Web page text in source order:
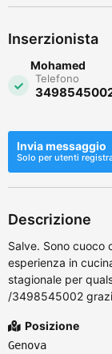
Inserzionista
Mohamed
Telefono
Invia messaggio
Solo per utenti
Descrizione
Salve. Sono cuoco
esperienza in
stagionale per
/3498545002
Posizione
Genova